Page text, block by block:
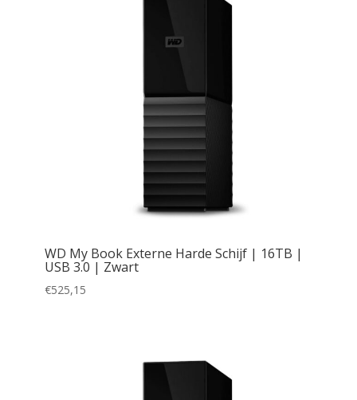
WD My Book Externe Harde Schijf | 16TB |
USB 3.0 | Zwart
€525,15